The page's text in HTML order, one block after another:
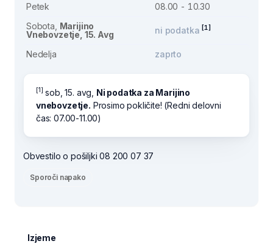
Petek
08.00 - 10.30
Sobota, Marijino
Vnebovzetje, 15. Avg
ni podatka [1]
Nedelja zaprto
[1] sob, 15. avg, Ni podatka za Marijino
vnebovzetje. Prosimo pokličite! (Redni delovni
čas: 07.00-11.00)
Obvestilo o pošiljki 08 200 07 37
Sporoči napako
Izjeme